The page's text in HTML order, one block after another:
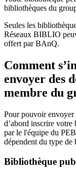
bibliothèques du
Seules les
Réseaux BIBLIO
offert par BAnQ.
Comment
envoyer des
membre du
Pour pouvoir envoyer
d’abord inscrire
par le l'équipe du
dépendent du type
Bibliothèque